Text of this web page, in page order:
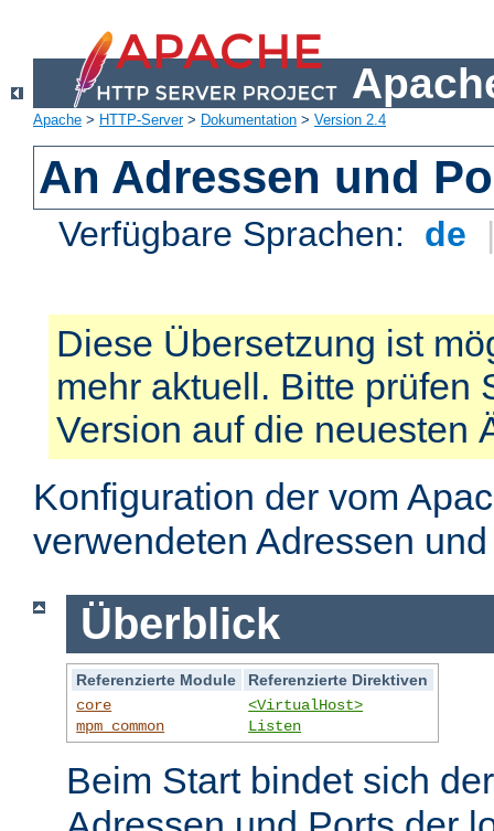
Apache > HTTP-Server> Dokumentation > Version 2.4
An Adressen und
Verfügbare Sprachen: de
Diese Übersetzung ist
mehr aktuell. Bitte prüfen
Version auf die neuesten
Konfiguration der vom
verwendeten Adressen
Überblick
Referenzierte Module
Referenzierte Direktiven
core
mpm_common
<VirtualHost>
Listen
Beim Start bindet sich